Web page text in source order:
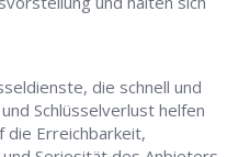
die schnell und
Schlüsselverlust helfen
die Erreichbarkeit,